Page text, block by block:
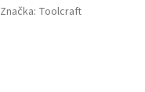
Značka: Toolcraft